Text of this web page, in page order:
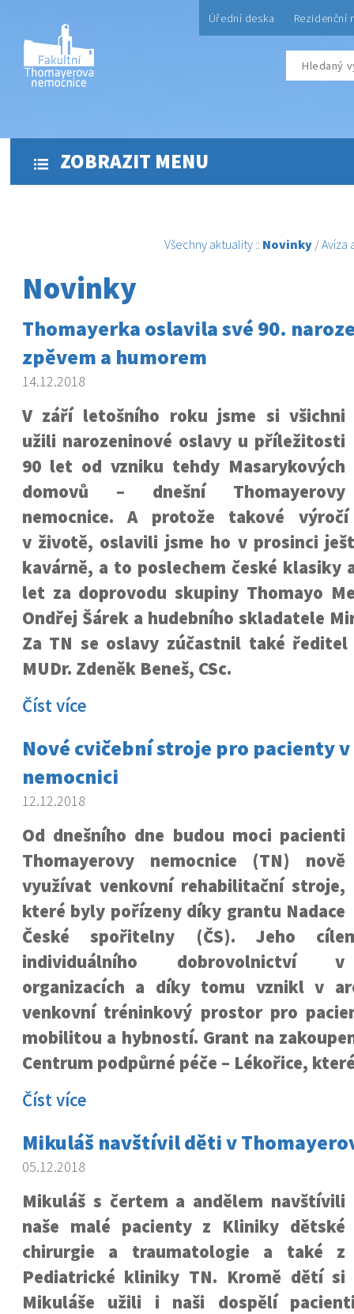
Úřední deska Rezidenční
ZOBRAZIT MENU
Všechny aktuality :: Novinky /Avíza
Novinky
Thomayerka oslavila své 90.
zpěvem a humorem
14.12.2018
V září letošního roku jsme si všichni
užili narozeninové oslavy u příležitosti
90 let od vzniku tehdy Masarykových
domovů – dnešní Thomayerovy
nemocnice. A protože takové
v životě, oslavili jsme ho v prosinci
kavárně, a to poslechem české klasiky
let za doprovodu skupiny Thomayo
Ondřej Šárek a hudebního skladatele
Za TN se oslavy zúčastnil také ředitel
MUDr. Zdeněk Beneš, CSc.
Číst více
Nové cvičební stroje pro pacienty
nemocnici
12.12.2018
Od dnešního dne budou moci pacienti
Thomayerovy nemocnice (TN) nově
využívat venkovní rehabilitační stroje,
které byly pořízeny díky grantu Nadace
České spořitelny (ČS). Jeho
individuálního dobrovolnictví v
organizacích a díky tomu vznikl v
venkovní tréninkový prostor pro
mobilitou a hybností. Grant na
Centrum podpůrné péče – Lékořice,
Číst více
Mikuláš navštívil děti v
05.12.2018
Mikuláš s čertem a andělem navštívili
naše malé pacienty z Kliniky dětské
chirurgie a traumatologie a také z
Pediatrické kliniky TN. Kromě dětí si
Mikuláše užili i naši dospělí